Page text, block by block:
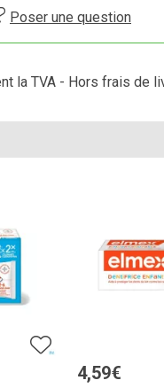
Poser une question
la TVA - Hors frais de
4,59€